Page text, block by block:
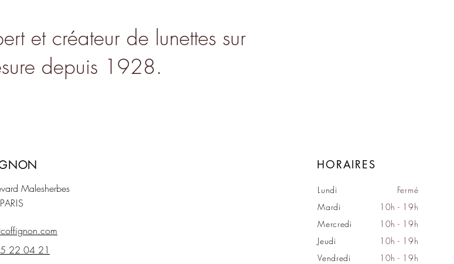
et créateur de lunettes sur
depuis 1928.
Malesherbes
22 04 21
HORAIRES
Lundi
Mardi
Mercredi
Jeudi
Vendredi
Fermé
10h - 19h
10h - 19h
10h - 19h
10h - 19h